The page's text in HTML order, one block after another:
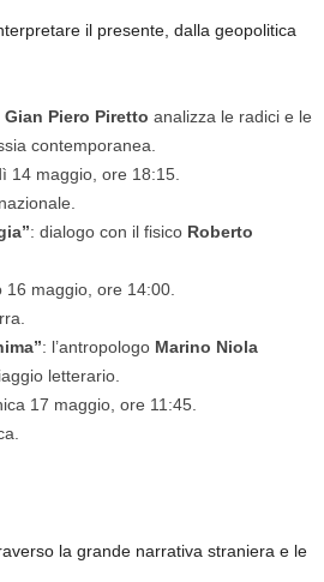
il presente, dalla geopolitica
Gian Piero Piretto analizza le radici e le
contemporanea.
14 maggio, ore 18:15.
: dialogo con il fisico Roberto
16 maggio, ore 14:00.
: l’antropologo Marino Niola
letterario.
17 maggio, ore 11:45.
la grande narrativa straniera e le